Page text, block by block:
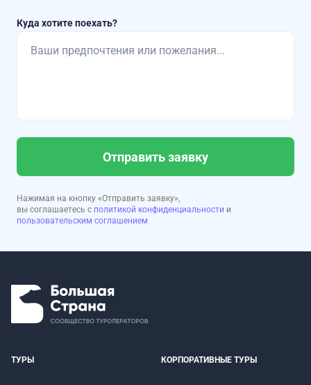
Куда хотите поехать?
Отправить заявку
Нажимая на кнопку «Отправить заявку»,
вы соглашаетесь с политикой конфиденциальности и
пользовательским соглашением
ТУРЫ КОРПОРАТИВНЫЕ ТУРЫ